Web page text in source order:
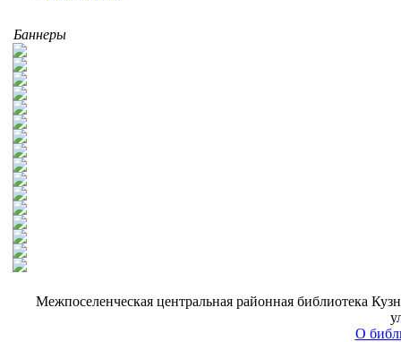
Баннеры
Межпоселенческая центральная районная библиотека
О